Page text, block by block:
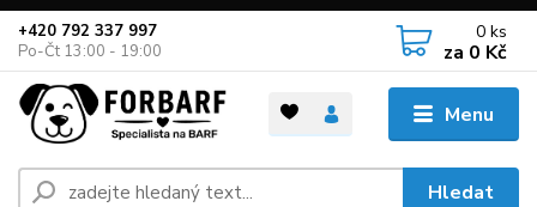
Menu
Hledat
+420 792 337 997
Po-Čt 13:00 - 19:00
0 ks
za 0 Kč